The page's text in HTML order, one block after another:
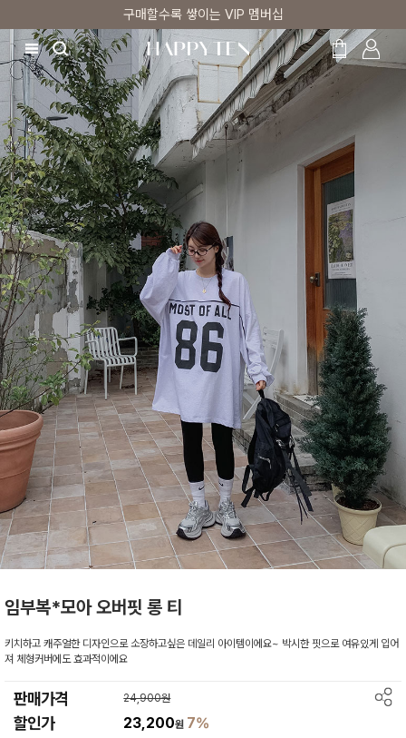
시즌오프 UP TO 87%
임부복*모아 오버핏 롱 티
키치하고 캐주얼한 디자인으로 소장하고싶은 데일리 아이템이에요~ 박시한 핏으로 여유있게 입어
져 체형커버에도 효과적이에요
판매가격 24,900원
할인가 23,200원 7%